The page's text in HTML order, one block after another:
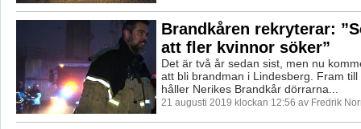
Brandkåren rekryterar:
att fler kvinnor söker”
Det är två år sedan sist, men nu
att bli brandman i Lindesberg. Fram
håller Nerikes Brandkår dörrarna...
21 augusti 2019 klockan 12:56 av Fredrik